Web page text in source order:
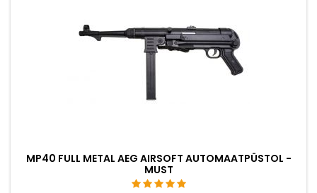
MP40 FULL METAL AEG AIRSOFT AUTOMAATPÜSTOL -
MUST